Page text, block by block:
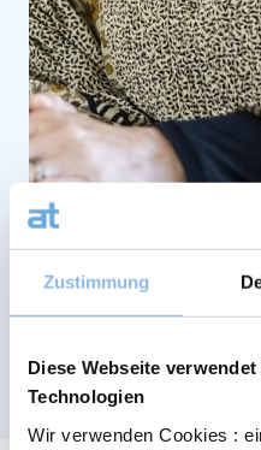
Zustimmung
Diese Webseite
Technologien
Wir verwenden Cookies :